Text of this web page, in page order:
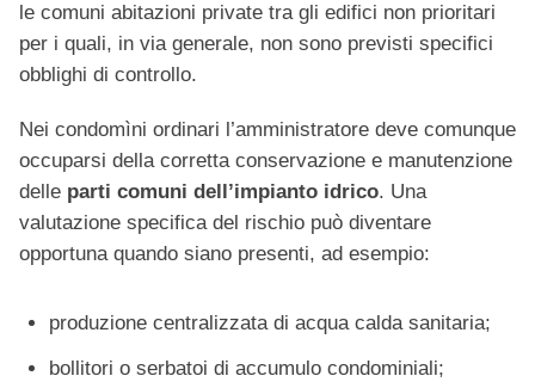
le comuni abitazioni private tra gli edifici non prioritari
per i quali, in via generale, non sono previsti specifici
obblighi di controllo.
Nei condomìni ordinari l’amministratore deve comunque
occuparsi della corretta conservazione e manutenzione
delle parti comuni dell’impianto idrico. Una
valutazione specifica del rischio può diventare
opportuna quando siano presenti, ad esempio:
produzione centralizzata di acqua calda sanitaria;
bollitori o serbatoi di accumulo condominiali;